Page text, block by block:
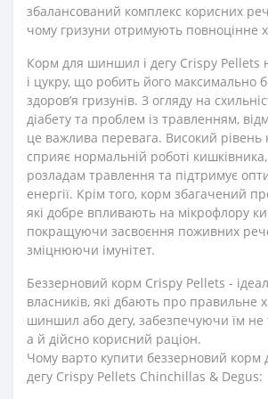
збалансований комплекс корисних
чому гризуни отримують повноцінне
Корм для шиншил і дегу Crispy Pellets
і цукру, що робить його максимально
здоров’я гризунів. З огляду на
діабету та проблем із травленням,
це важлива перевага. Високий рівень
сприяє нормальній роботі кишківника,
розладам травлення та підтримує
енергії. Крім того, корм збагачений
які добре впливають на мікрофлору
покращуючи засвоєння поживних
зміцнюючи імунітет.
Беззерновий корм Crispy Pellets -
власників, які дбають про правильне
шиншил або дегу, забезпечуючи їм не
а й дійсно корисний раціон.
Чому варто купити беззерновий
дегу Crispy Pellets Chinchillas & Degus: